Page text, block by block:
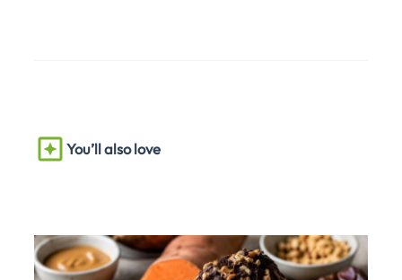
You’ll also love